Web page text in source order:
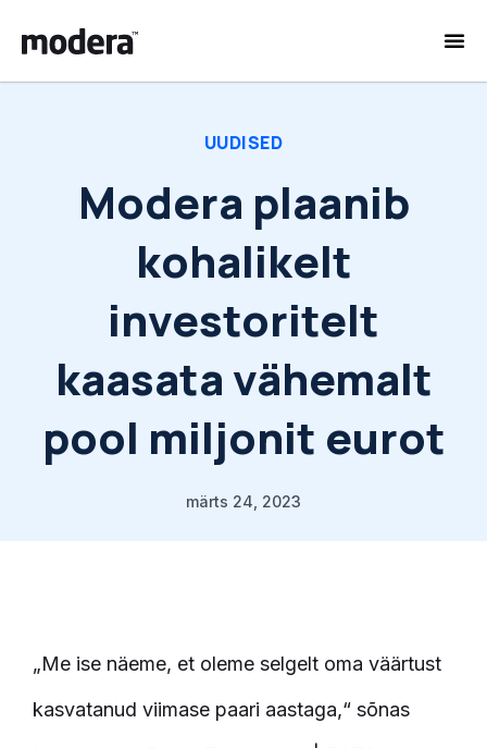
UUDISED
Modera plaanib
kohalikelt
investoritelt
kaasata vähemalt
pool miljonit eurot
märts 24, 2023
„Me ise näeme, et oleme selgelt oma väärtust
kasvatanud viimase paari aastaga,“ sõnas